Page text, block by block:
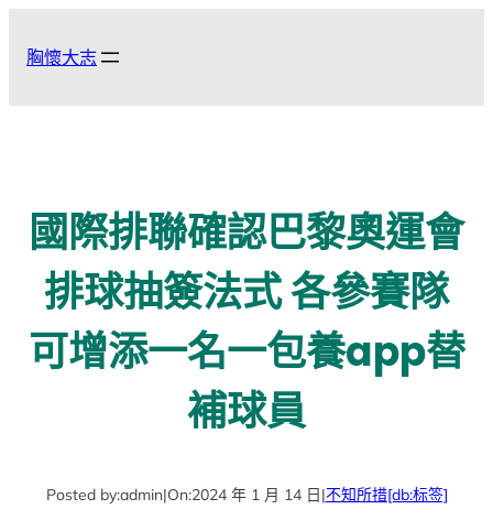
胸懷大志
國際排聯確認巴黎奧運會
排球抽簽法式 各參賽隊
可增添一名一包養app替
補球員
Posted by:admin|On:2024 年 1 月 14 日|不知所措[db:标签]